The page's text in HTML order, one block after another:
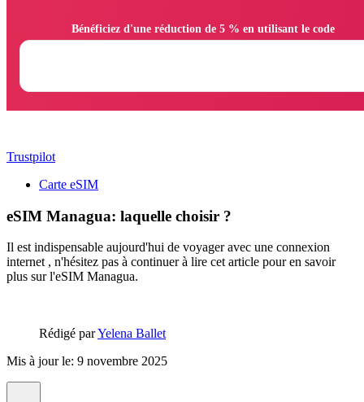
Trustpilot
Carte eSIM
eSIM Managua: laquelle choisir ?
Il est indispensable aujourd'hui de voyager avec une connexion
internet , n'hésitez pas à continuer à lire cet article pour en savoir
plus sur l'eSIM Managua.
Rédigé parYelena Ballet
Mis à jour le: 9 novembre 2025